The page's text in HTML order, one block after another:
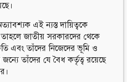
এই ন্যস্ত দায়িত্বকে
তাহলে জাতীয় সরকারদের থেকে
এবং তাঁদের নিজেদের ভূমি ও
তাঁদের যে বৈধ কর্তৃত্ব রয়েছে